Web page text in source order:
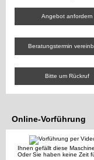
Angebot anfordern
Beratungstermin
Bitte um Rückruf
Online-Vorführung
Ihnen gefällt diese
Oder Sie haben keine Zeit